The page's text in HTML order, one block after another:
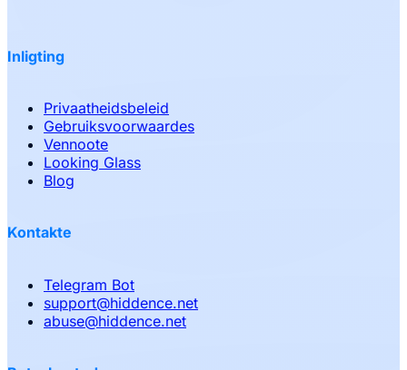
Inligting
Privaatheidsbeleid
Gebruiksvoorwaardes
Vennoote
Looking Glass
Blog
Kontakte
Telegram Bot
support@hiddence.net
abuse@hiddence.net